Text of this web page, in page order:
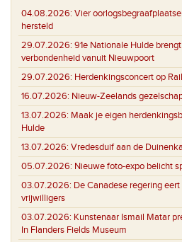
04.08.2026: Vier
hersteld
29.07.2026: 91e Nationale Hulde
verbondenheid vanuit Nieuwpoort
29.07.2026: Herdenkingsconcert op
16.07.2026: Nieuw-Zeelands
13.07.2026: Maak je eigen
Hulde
13.07.2026: Vredesduif aan de
05.07.2026: Nieuwe foto-expo belicht
03.07.2026: De Canadese regering
vrijwilligers
03.07.2026: Kunstenaar Ismail Matar
In Flanders Fields Museum